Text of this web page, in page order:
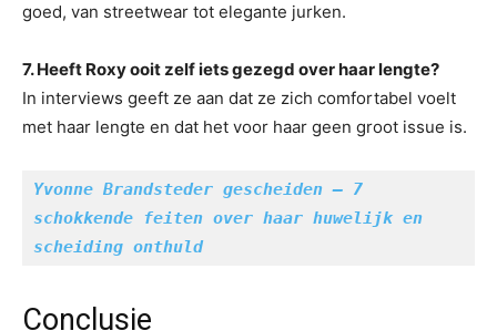
goed, van streetwear tot elegante jurken.
7. Heeft Roxy ooit zelf iets gezegd over haar lengte?
In interviews geeft ze aan dat ze zich comfortabel voelt
met haar lengte en dat het voor haar geen groot issue is.
Yvonne Brandsteder gescheiden – 7
schokkende feiten over haar huwelijk en
scheiding onthuld
Conclusie